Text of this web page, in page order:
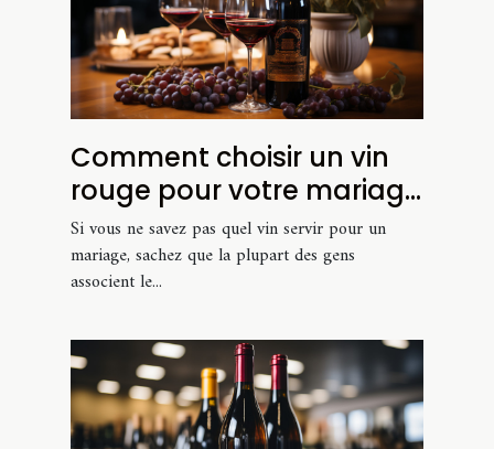
Comment choisir un vin
rouge pour votre mariage
?
Si vous ne savez pas quel vin servir pour un
mariage, sachez que la plupart des gens
associent le...